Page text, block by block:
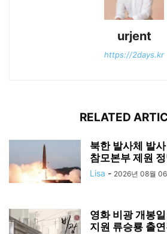
urjent
https://2days.kr
RELATED
북한 발사체 발
참모본부 제원
Lisa - 2026년 08월
영화 비광 개봉
지원 류승룡 출